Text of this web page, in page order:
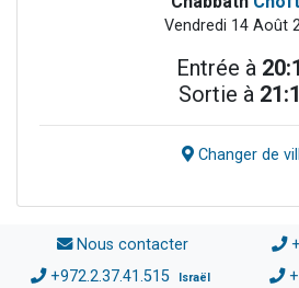
Vendredi 14 Août
Entrée à
Sortie à
Changer de
Nous contacter
+972.2.37.41.515 Israël